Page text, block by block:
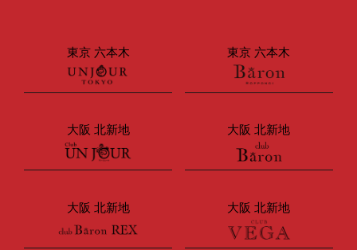
東京 六本木 東京 六本木
大阪 北新地 大阪 北新地
大阪 北新地 大阪 北新地